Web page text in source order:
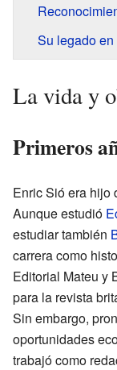
Su legado
La vida y
Primeros
Enric Sió era hijo
Aunque estudió
estudiar también
carrera como
Editorial Mateu y
para la revista
Sin embargo,
oportunidades
trabajó como